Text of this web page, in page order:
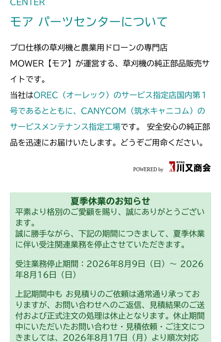
CMX227
ミッション FIG10 刈刃軸
CMX253
ミッション FIG10 刈刃軸
CMX2202RC
ミッション FIG10 刈刃軸
CMX2402HC
ミッション FIG10 刈刃軸
CMX2404HC/V/S
ミッション FIG10 刈刃軸
CMX2504
ミッション FIG10 刈刃軸
CMX2506RC
ミッション FIG10 刈刃軸
CMX2506YC/YCV/YCS
CENTER
モア パーツセンターについて
プロ仕様の草刈機と農業用ドローンの専門店
MOWER【モア】が運営する、草刈機の純正部品販売サ
イトです。
当社はOREC（オーレック）のサービス指定店国内第１
号であるとともに、CANYCOM（筑水キャニコム）の
サービスメンテナンス指定工場です。 安全安心の純正部
品を迅速にお届けいたします。どうぞご用命ください。
夏季休業のお知らせ
平素より格別のご愛顧を賜り、誠にありがとうござい
ます。
誠に勝手ながら、下記の期間につきまして、夏季休業
に伴い受注関連業務を停止させていただきます。
受注業務停止期間：2026年8月9日（日）～ 2026
年8月16日（日）
上記期間中も お見積りのご依頼は通常通り承ってお
りますが、お問い合わせへのご返信、見積結果のご送
付および正式注文の処理は休止となります。休止期間
中にいただいたお問い合わせ・見積依頼・ご注文につ
きましては、2026年8月17日（月）より順次対応